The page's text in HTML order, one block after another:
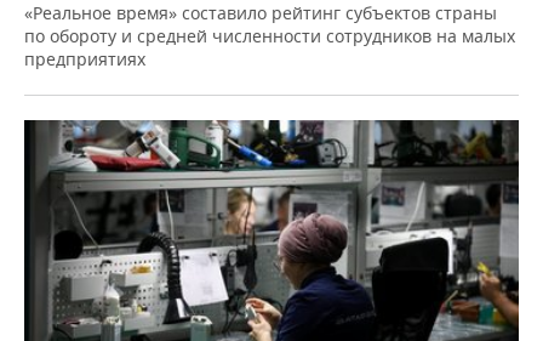
«Реальное время» составило рейтинг субъектов страны
по обороту и средней численности сотрудников на малых
предприятиях